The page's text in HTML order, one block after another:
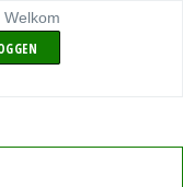
Welkom